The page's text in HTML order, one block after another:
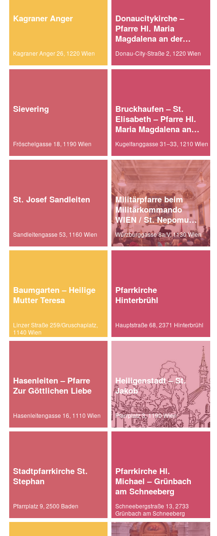
Kagraner Anger
Kagraner Anger 26, 1220 Wien
Donaucitykirche –
Pfarre Hl. Maria
Magdalena an der
alten Donau
Donau-City-Straße 2, 1220 Wien
Sievering
Fröschelgasse 18, 1190 Wien
Bruckhaufen – St.
Elisabeth – Pfarre Hl.
Maria Magdalena an
der alten Donau
Kugelfanggasse 31–33, 1210 Wien
St. Josef Sandleiten
Sandleitengasse 53, 1160 Wien
Militärpfarre beim
Militärkommando
WIEN / St. Nepomuk
am Fasangarten
Würzburggasse 8a/V, 1130 Wien
Baumgarten – Heilige
Mutter Teresa
Linzer Straße 259/Gruschaplatz,
1140 Wien
Pfarrkirche
Hinterbrühl
Hauptstraße 68, 2371 Hinterbrühl
Hasenleiten – Pfarre
Zur Göttlichen Liebe
Hasenleitengasse 16, 1110 Wien
Heiligenstadt – St.
Jakob
Pfarrplatz 3, 1190 Wien
Stadtpfarrkirche St.
Stephan
Pfarrplatz 9, 2500 Baden
Pfarrkirche Hl.
Michael – Grünbach
am Schneeberg
Schneebergstraße 13, 2733
Grünbach am Schneeberg